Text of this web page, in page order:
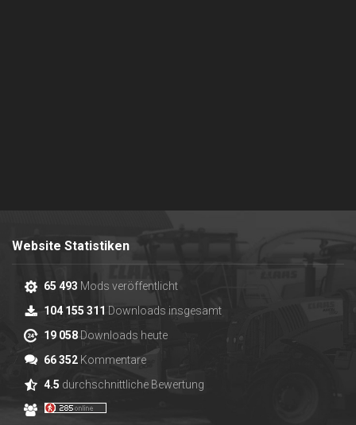
Website Statistiken
65 493 Mods veröffentlicht
104 155 311 Downloads insgesamt
19 058Downloads heute
66 352 Kommentare
4.5 durchschnittliche Bewertung